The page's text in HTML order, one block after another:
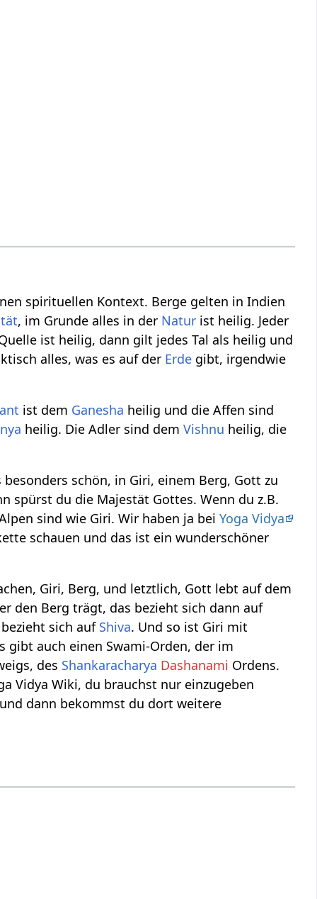
spirituellen Kontext. Berge gelten in Indien
, im Grunde alles in der Natur ist heilig. Jeder
ist heilig, dann gilt jedes Tal als heilig und
alles, was es auf der Erde gibt, irgendwie
ist dem Ganesha heilig und die Affen sind
heilig. Die Adler sind demVishnu heilig, die
schön, in Giri, einem Berg, Gott zu
spürst du die Majestät Gottes. Wenn du z.B.
sind wie Giri. Wir haben ja beiYoga Vidya
schauen und das ist ein wunderschöner
Giri, Berg, und letztlich, Gott lebt auf dem
den Berg trägt, das bezieht sich dann auf
sich auf Shiva. Und so ist Giri mit
auch einen Swami-Orden, der im
des Shankaracharya Dashanami Ordens.
Vidya Wiki, du brauchst nur einzugeben
und dann bekommst du dort weitere